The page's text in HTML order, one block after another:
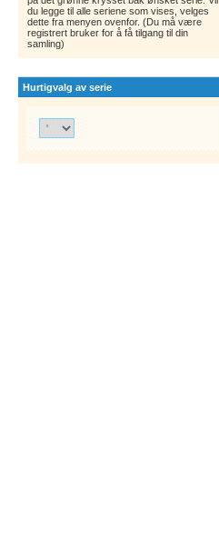
du legge til alle seriene som vises, velges
dette fra menyen ovenfor. (Du må være
registrert bruker for å få tilgang til din
samling)
Hurtigvalg av serie